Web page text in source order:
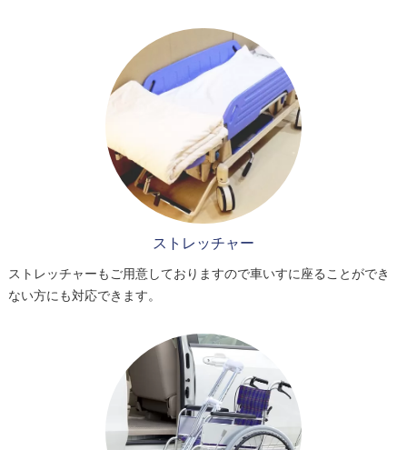
ストレッチャー
ストレッチャーもご用意しておりますので車いすに座ることができ
ない方にも対応できます。